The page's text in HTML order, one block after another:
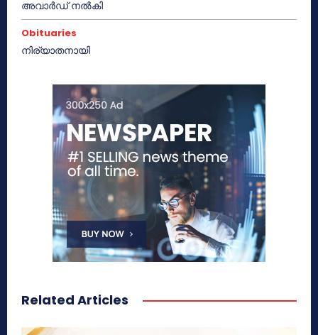
അവാർഡ് നൽകി
Obituaries
നിര്യാതനായി
Related Articles